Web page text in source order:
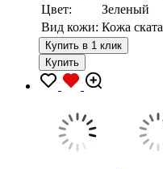
Цвет:
Зеленый
Вид кожи: Кожа ската
Купить в 1 клик
Купить